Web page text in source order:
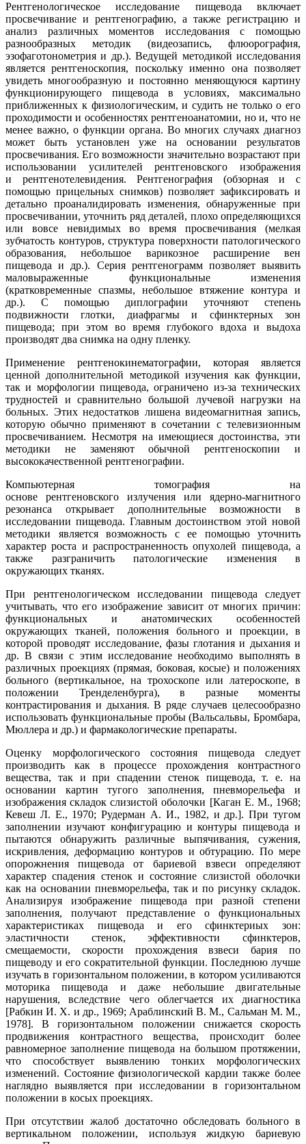
Рентгенологическое исследование пищевода включает
просвечивание и рентгенографию, а также регистрацию и
анализ различных моментов исследования с помощью
разнообразных методик (видеозапись, флюорография,
эзофаготонометрия и др.). Ведущей методикой исследования
является рентгеноскопия, поскольку именно она позволяет
увидеть многообразную и постоянно меняющуюся картину
функционирующего пищевода в условиях, максимально
приближенных к физиологическим, и судить не только о его
проходимости и особенностях рентгеноанатомии, но и, что не
менее важно, о функции органа. Во многих случаях диагноз
может быть установлен уже на основании результатов
просвечивания. Его возможности значительно возрастают при
использовании усилителей рентгеновского изображения
и рентгенотелевидения. Рентгенография (обзорная и с
помощью прицельных снимков) позволяет зафиксировать и
детально проаналидировать изменения, обнаруженные при
просвечивании, уточнить ряд деталей, плохо определяющихся
или вовсе невидимых во время просвечивания (мелкая
зубчатость контуров, структура поверхности патологического
образования, небольшое варикозное расширение вен
пищевода и др.). Серия рентгенограмм позволяет выявить
маловыраженные функциональные изменения
(кратковременные спазмы, небольшое втяжение контура и
др.). С помощью диплографии уточняют степень
подвижности глотки, диафрагмы и сфинктерных зон
пищевода; при этом во время глубокого вдоха и выдоха
производят два снимка на одну пленку.
Применение рентгенокинематографии, которая является
ценной дополнительной методикой изучения как функции,
так и морфологии пищевода, ограничено из-за технических
трудностей и сравнительно большой лучевой нагрузки на
больных. Этих недостатков лишена видеомагнитная запись,
которую обычно применяют в сочетании с телевизионным
просвечиванием. Несмотря на имеющиеся достоинства, эти
методики не заменяют обычной рентгеноскопии и
высококачественной рентгенографии.
Компьютерная томография на
основе рентгеновского излучения или ядерно-магнитного
резонанса открывает дополнительные возможности в
исследовании пищевода. Главным достоинством этой новой
методики является возможность с ее помощью уточнить
характер роста и распространенность опухолей пищевода, а
также разграничить патологические изменения в
окружающих тканях.
При рентгенологическом исследовании пищевода следует
учитывать, что его изображение зависит от многих причин:
функциональных и анатомических особенностей
окружающих тканей, положения больного и проекции, в
которой проводят исследование, фазы глотания и дыхания и
др. В связи с этим исследование необходимо выполнять в
различных проекциях (прямая, боковая, косые) и положениях
больного (вертикальное, на трохоскопе или латероскопе, в
положении Тренделенбурга), в разные моменты
контрастирования и дыхания. В ряде случаев целесообразно
использовать функциональные пробы (Вальсальвы, Бромбара,
Мюллера и др.) и фармакологические препараты.
Оценку морфологического состояния пищевода следует
производить как в процессе прохождения контрастного
вещества, так и при спадении стенок пищевода, т. е. на
основании картин тугого заполнения, пневморельефа и
изображения складок слизистой оболочки [Каган Е. М., 1968;
Кевеш Л. Е., 1970; Рудерман А. И., 1982, и др.]. При тугом
заполнении изучают конфигурацию и контуры пищевода и
пытаются обнаружить различные выпячивания, сужения,
искривления, деформацию контуров и обтурацию. По мере
опорожнения пищевода от бариевой взвеси определяют
характер спадения стенок и состояние слизистой оболочки
как на основании пневморельефа, так и по рисунку складок.
Анализируя изображение пищевода при разной степени
заполнения, получают представление о функциональных
характеристиках пищевода и его сфинктериых зон:
эластичности стенок, эффективности сфинктеров,
смещаемости, скорости прохождения взвеси бария по
пищеводу и его сократительной функции. Последнюю лучше
изучать в горизонтальном положении, в котором усиливаются
моторика пищевода и даже небольшие двигательные
нарушения, вследствие чего облегчается их диагностика
[Рабкин И. X. и др., 1969; Араблинский В. М., Сальман М. М.,
1978]. В горизонтальном положении снижается скорость
продвижения контрастного вещества, происходит более
равномерное заполнение пищевода на большом протяжении,
что способствует выявлению тонких морфологических
изменений. Состояние физиологической кардии также более
наглядно выявляется при исследовании в горизонтальном
положении в косых проекциях.
При отсутствии жалоб достаточно обследовать больного в
вертикальном положении, используя жидкую бариевую